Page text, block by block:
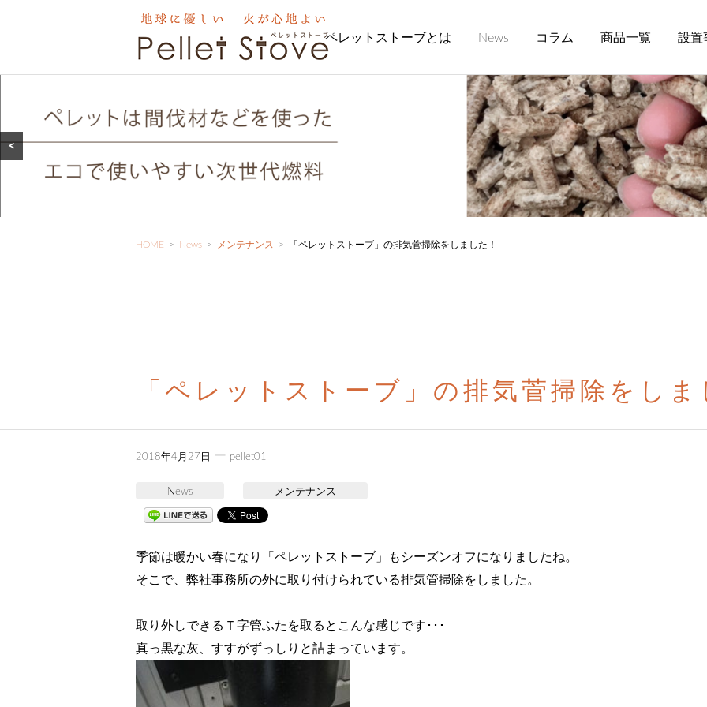
<
ペレットストーブとは News コラム 商品一覧 設置
HOME > News > メンテナンス > 「ペレットストーブ」の排気菅掃除をしました！
「ペレットストーブ」の排気菅掃除をし
2018年4月27日 ー pellet01
News メンテナンス
季節は暖かい春になり「ペレットストーブ」もシーズンオフになりましたね。
そこで、弊社事務所の外に取り付けられている排気管掃除をしました。
取り外しできるＴ字管ふたを取るとこんな感じです･･･
真っ黒な灰、すすがずっしりと詰まっています。